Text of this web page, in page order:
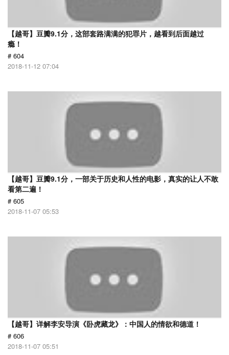
【越哥】豆瓣9.1分，这部套路满满的犯罪片，越看到后面越过
瘾！
# 604
2018-11-12 07:04
【越哥】豆瓣9.1分，一部关于历史和人性的电影，真实的让人不敢
看第二遍！
# 605
2018-11-07 05:53
【越哥】详解李安导演《卧虎藏龙》：中国人的情欲和德道！
# 606
2018-11-07 05:51